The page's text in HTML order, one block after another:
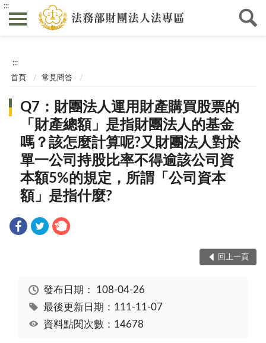
:::
:::
首頁 常見問答
Q7：財團法人運用財產購買股票的
「財產總額」是指財團法人的基金
嗎？該怎麼計算呢?又財團法人對於
單一公司持股比率不得逾該公司資
本額5%的規定，所謂「公司資本
額」是指什麼?
回上一頁
發布日期： 108-04-26
最後更新日期：111-11-07
資料點閱次數：14678